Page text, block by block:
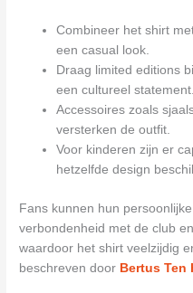
Combineer het shirt
een casual look.
Draag limited editions
een cultureel statement.
Accessoires zoals
versterken de outfit.
Voor kinderen zijn er
hetzelfde design
Fans kunnen hun
verbondenheid met de club
waardoor het shirt veelzijdig
beschreven door Bertus Ten